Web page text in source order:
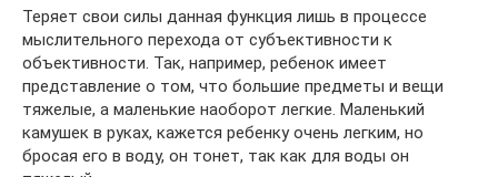
Теряет свои силы данная функция лишь в процессе
мыслительного перехода от субъективности к
объективности. Так, например, ребенок имеет
представление о том, что большие предметы и вещи
тяжелые, а маленькие наоборот легкие. Маленький
камушек в руках, кажется ребенку очень легким, но
бросая его в воду, он тонет, так как для воды он